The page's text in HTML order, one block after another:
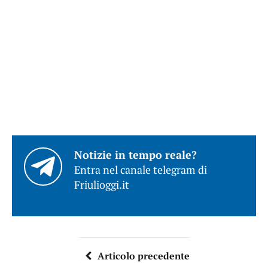
Notizie in tempo reale?
Entra nel canale telegram di
Friulioggi.it
Articolo precedente